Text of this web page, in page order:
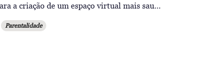
a criação de um espaço virtual mais sau…
Parentalidade